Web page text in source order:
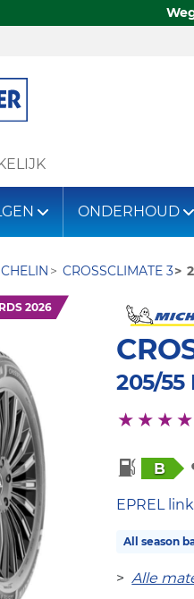
ONDERHOUD
CROSSCLIMATE 3
2026
205/55
B
EPREL
All season
>Alle